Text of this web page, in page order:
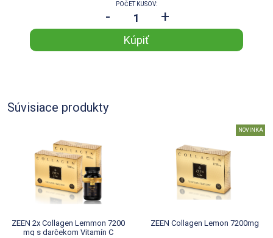
POČET KUSOV:
- +
Súvisiace produkty
ZEEN 2x Collagen Lemmon 7200
mg s darčekom Vitamín C
NOVINKA
ZEEN Collagen Lemon 7200mg